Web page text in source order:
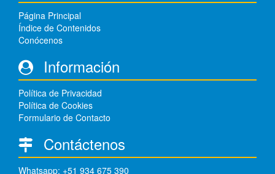
Página Principal
Índice de Contenidos
Conócenos
Información
Política de Privacidad
Política de Cookies
Formulario de Contacto
Contáctenos
Whatsapp: +51 934 675 390